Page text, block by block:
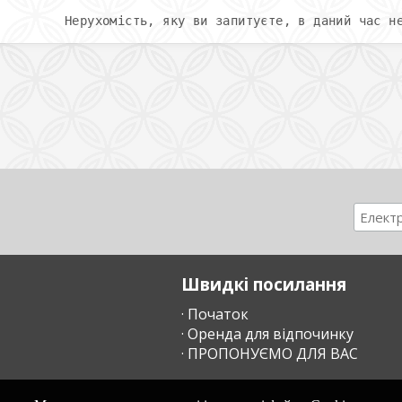
Нерухомість, яку ви запитуєте, в даний час
Швидкі посилання
· Початок
· Оренда для відпочинку
· ПРОПОНУЄМО ДЛЯ ВАС